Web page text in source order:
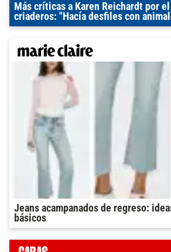
Más críticas a Karen Reichardt por
criaderos: "Hacía desfiles con
Jeans acampanados de regreso:
básicos